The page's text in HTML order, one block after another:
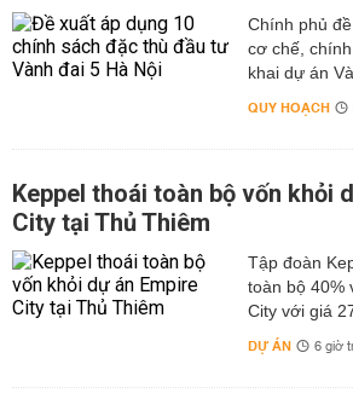
Chính phủ
cơ chế,
khai dự án
QUY HOẠCH
Keppel thoái toàn bộ vốn khỏi
City tại Thủ Thiêm
Tập đoàn
toàn bộ 40%
City với giá
DỰ ÁN 6 giờ